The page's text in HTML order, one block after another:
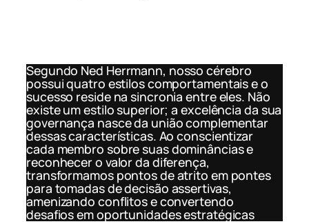
Segundo Ned Herrmann, nosso cérebro
possui quatro estilos comportamentais e o
sucesso reside na sincronia entre eles. Não
existe um estilo superior; a excelência da sua
governança nasce da união complementar
dessas características. Ao conscientizar
cada membro sobre suas dominâncias e
reconhecer o valor da diferença,
transformamos pontos de atrito em pontes
para tomadas de decisão assertivas,
amenizando conflitos e convertendo
desafios em oportunidades estratégicas